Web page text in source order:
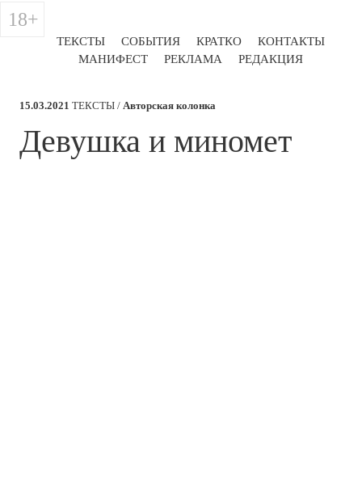
ТЕКСТЫ СОБЫТИЯ КРАТКО
КОНТАКТЫ
МАНИФЕСТ
РЕКЛАМА РЕДАКЦИЯ
18+
15.03.2021 ТЕКСТЫ / Авторская колонка
Девушка и миномет